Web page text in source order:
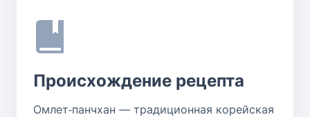
Происхождение рецепта
Омлет‑панчхан — традиционная корейская